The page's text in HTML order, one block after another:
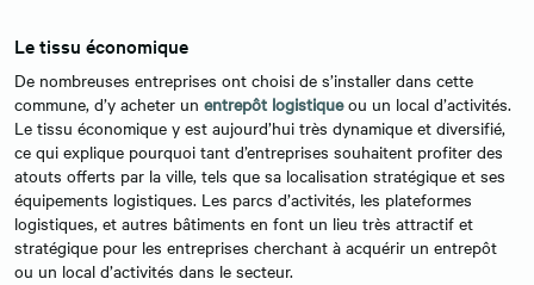
Le tissu économique
De nombreuses entreprises ont choisi de s’installer dans cette
commune, d’y acheter un entrepôt logistiqueou un local d’activités.
Le tissu économique y est aujourd’hui très dynamique et diversifié,
ce qui explique pourquoi tant d’entreprises souhaitent profiter des
atouts offerts par la ville, tels que sa localisation stratégique et ses
équipements logistiques. Les parcs d’activités, les plateformes
logistiques, et autres bâtiments en font un lieu très attractif et
stratégique pour les entreprises cherchant à acquérir un entrepôt
ou un local d’activités dans le secteur.